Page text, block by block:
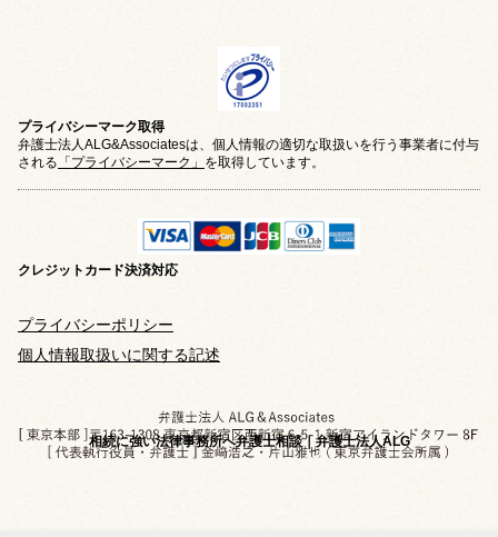
相続に強い法律事務所へ弁護士相談｜弁護士法人ALG
プライバシーマーク取得
弁護士法人ALG&Associatesは、個人情報の適切な取扱いを行う事業者に付与
される 「プライバシーマーク」 を取得しています。
クレジットカード決済対応
プライバシーポリシー
個人情報取扱いに関する記述